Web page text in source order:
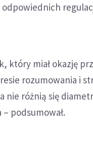
który miał okazję
rozumowania i
nie różnią się
podsumował.